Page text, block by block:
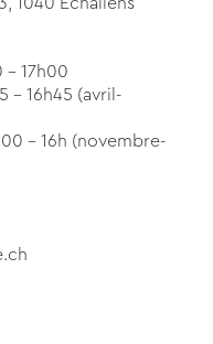
- 17h00
- 16h45 (avril-
- 16h (novembre-